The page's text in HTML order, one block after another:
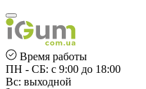
Время работы
ПН - СБ: с 9:00 до 18:00
Вс: выходной